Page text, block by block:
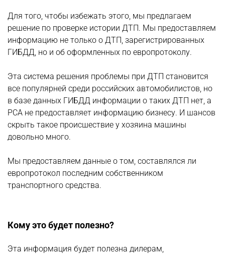
Для того, чтобы избежать этого, мы предлагаем
решение по проверке истории ДТП. Мы предоставляем
информацию не только о ДТП, зарегистрированных
ГИБДД, но и об оформленных по европротоколу.
Эта система решения проблемы при ДТП становится
все популярней среди российских автомобилистов, но
в базе данных ГИБДД информации о таких ДТП нет, а
РСА не предоставляет информацию бизнесу. И шансов
скрыть такое происшествие у хозяина машины
довольно много.
Мы предоставляем данные о том, составлялся ли
европротокол последним собственником
транспортного средства.
Кому это будет полезно?
Эта информация будет полезна дилерам,